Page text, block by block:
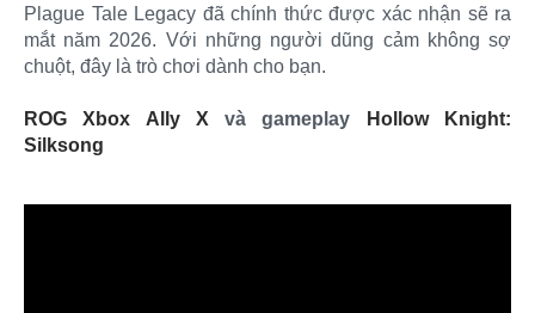
Plague Tale Legacy đã chính thức được xác nhận sẽ ra
mắt năm 2026. Với những người dũng cảm không sợ
chuột, đây là trò chơi dành cho bạn.
ROG Xbox Ally X và gameplay
Hollow Knight:
Silksong